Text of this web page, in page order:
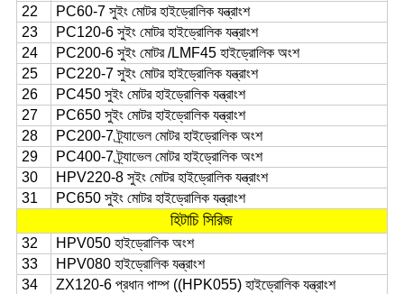
22
PC60-7 সুইং মোটর হাইড্রোলিক যন্ত্রাংশ
23
PC120-6 সুইং মোটর হাইড্রোলিক যন্ত্রাংশ
24
PC200-6 সুইং মোটর /LMF45 হাইড্রোলিক অংশ
25
PC220-7 সুইং মোটর হাইড্রোলিক যন্ত্রাংশ
26
PC450 সুইং মোটর হাইড্রোলিক যন্ত্রাংশ
27
PC650 সুইং মোটর হাইড্রোলিক যন্ত্রাংশ
28
PC200-7 ট্র্যাভেল মোটর হাইড্রোলিক অংশ
29
PC400-7 ট্র্যাভেল মোটর হাইড্রোলিক অংশ
30
HPV220-8 সুইং মোটর হাইড্রোলিক যন্ত্রাংশ
31
PC650 সুইং মোটর হাইড্রোলিক যন্ত্রাংশ
হিটাচি সিরিজ
32
HPV050 হাইড্রোলিক অংশ
33
HPV080 হাইড্রোলিক যন্ত্রাংশ
34
ZX120-6 প্রধান পাম্প ((HPK055) হাইড্রোলিক যন্ত্রাংশ